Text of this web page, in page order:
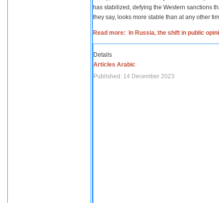
has stabilized, defying the Western sanctions
they say, looks more stable than at any other
Read more: In Russia, the shift in public
Details
Articles Arabic
Published: 14 December 2023